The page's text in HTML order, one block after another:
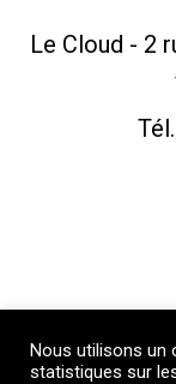
Le Cloud - 2
Nous utilisons un
statistiques sur